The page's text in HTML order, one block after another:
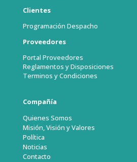
Clientes
Programación Despacho
Proveedores
Portal Proveedores
Reglamentos y Disposiciones
Terminos y Condiciones
Compañía
Quienes Somos
Misión, Visión y Valores
Política
Noticias
Contacto